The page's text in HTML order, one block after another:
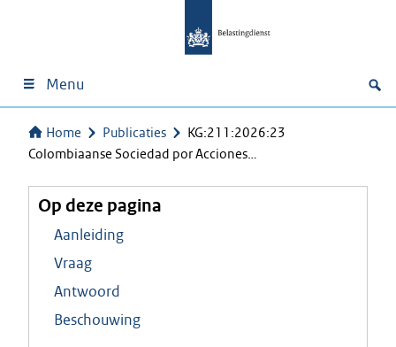
Menu
Home Publicaties
KG:211:2026:23
Colombiaanse Sociedad por Acciones…
Op deze pagina
Aanleiding
Vraag
Antwoord
Beschouwing